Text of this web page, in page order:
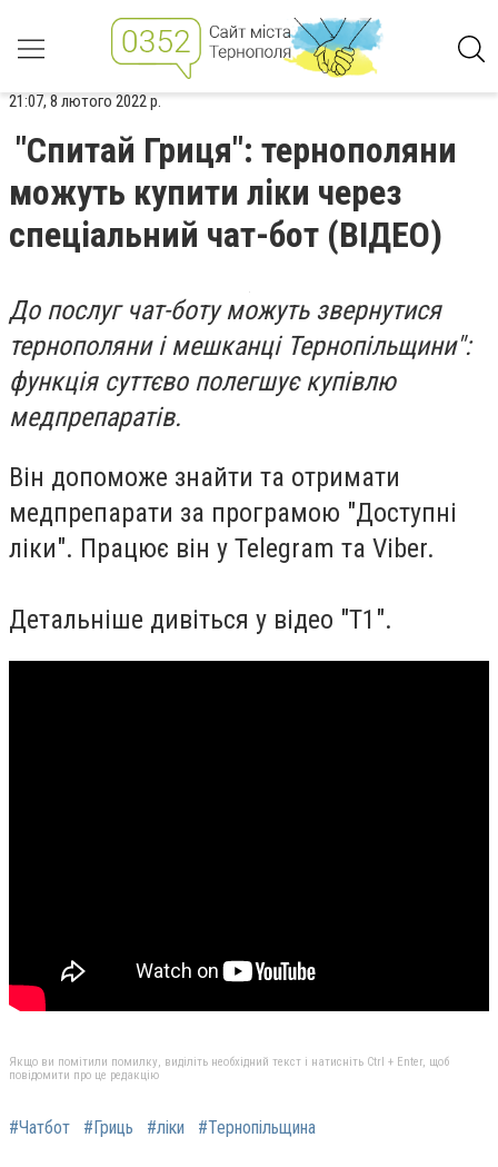
21:07, 8 лютого 2022 р.
"Спитай Гриця": тернополяни
можуть купити ліки через
спеціальний чат-бот (ВІДЕО)
До послуг чат-боту можуть звернутися
тернополяни і мешканці Тернопільщини":
функція суттєво полегшує купівлю
медпрепаратів.
Він допоможе знайти та отримати
медпрепарати за програмою "Доступні
ліки". Працює він у Telegram та Viber.
Детальніше дивіться у відео "Т1".
Якщо ви помітили помилку, виділіть необхідний текст і натисніть Ctrl + Enter, щоб
повідомити про це редакцію
#Чатбот #Гриць #ліки #Тернопільщина